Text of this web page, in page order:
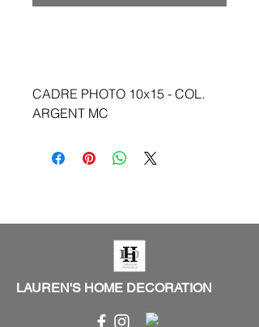
CADRE PHOTO 10x15 - COL.
ARGENT MC
LAUREN'S HOME DECORATION